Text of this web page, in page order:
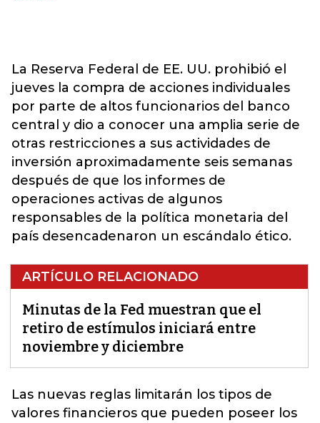
La Reserva Federal de EE. UU. prohibió el
jueves la compra de acciones individuales
por parte de altos funcionarios del banco
central y dio a conocer una amplia serie de
otras restricciones a sus actividades de
inversión aproximadamente seis semanas
después de que los informes de
operaciones activas de algunos
responsables de la política monetaria del
país desencadenaron un escándalo ético.
ARTÍCULO RELACIONADO
Minutas de la Fed muestran que el
retiro de estímulos iniciará entre
noviembre y diciembre
Las nuevas reglas limitarán los tipos de
valores financieros que pueden poseer los